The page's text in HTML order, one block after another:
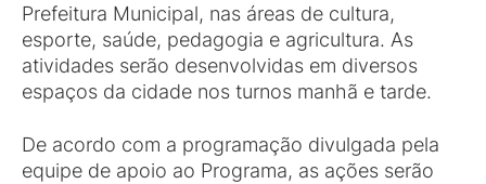
Prefeitura Municipal, nas áreas de cultura,
esporte, saúde, pedagogia e agricultura. As
atividades serão desenvolvidas em diversos
espaços da cidade nos turnos manhã e tarde.
De acordo com a programação divulgada pela
equipe de apoio ao Programa, as ações serão